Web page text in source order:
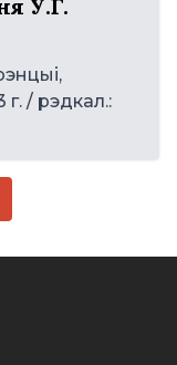
У.Г.
г. / рэдкал.: